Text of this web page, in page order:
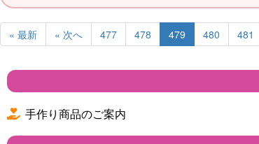
« 最新 « 次へ 477 478 479 480 481
手作り商品のご案内